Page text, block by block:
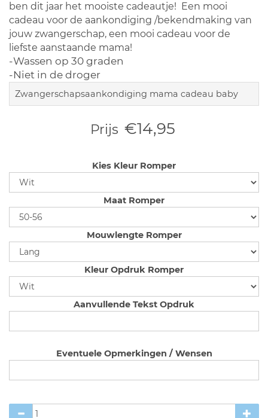
ben dit jaar het mooiste cadeautje! Een mooi
cadeau voor de aankondiging /bekendmaking van
jouw zwangerschap, een mooi cadeau voor de
liefste aanstaande mama!
-Wassen op 30 graden
-Niet in de droger
Zwangerschapsaankondiging mama cadeau baby
Prijs €14,95
Kies Kleur Romper
Maat Romper
Mouwlengte Romper
Kleur Opdruk Romper
Aanvullende Tekst Opdruk
Eventuele Opmerkingen / Wensen